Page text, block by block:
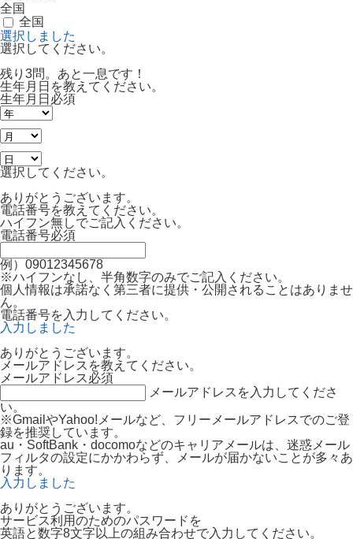
全国
全国
選択しました
選択してください。
残り3問。あと一息です！
生年月日を教えてください。
生年月日 必須
選択してください。
ありがとうございます。
電話番号を教えてください。
ハイフン無しでご記入ください。
電話番号必須
例）09012345678
※ハイフンなし、半角数字のみでご記入ください。
個人情報は承諾なく第三者に提供・公開されることはありませ
ん。
電話番号を入力してください。
入力しました
ありがとうございます。
メールアドレスを教えてください。
メールアドレス必須
メールアドレスを入力してくださ
い。
※GmailやYahoo!メールなど、フリーメールアドレスでのご登
録を推奨しています。
au・SoftBank・docomoなどのキャリアメールは、迷惑メール
フィルタの設定にかかわらず、メールが届かないことが多々あ
ります。
入力しました
ありがとうございます。
サービス利用のためのパスワードを
英語と数字8文字以上の組み合わせで入力してください。